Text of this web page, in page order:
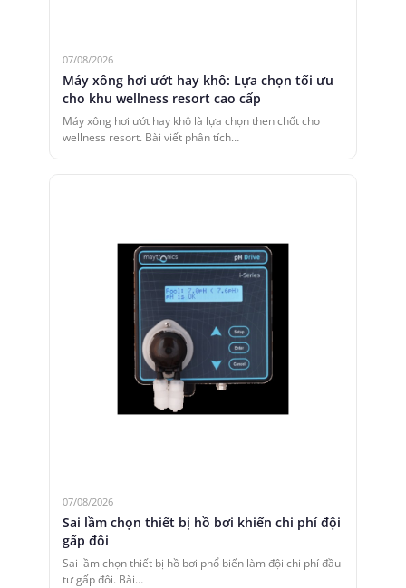
07/08/2026
Máy xông hơi ướt hay khô: Lựa chọn tối ưu
cho khu wellness resort cao cấp
Máy xông hơi ướt hay khô là lựa chọn then chốt cho
wellness resort. Bài viết phân tích…
07/08/2026
Sai lầm chọn thiết bị hồ bơi khiến chi phí đội
gấp đôi
Sai lầm chọn thiết bị hồ bơi phổ biến làm đội chi phí đầu
tư gấp đôi. Bài…